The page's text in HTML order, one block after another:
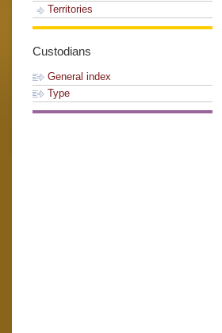
Territories
Custodians
General index
Type